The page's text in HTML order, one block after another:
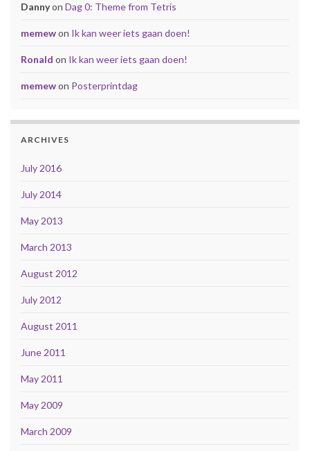
Dannyon Dag 0: Theme from Tetris
memewon Ik kan weer iets gaan doen!
Ronald on Ik kan weer iets gaan doen!
memewon Posterprintdag
ARCHIVES
July 2016
July 2014
May 2013
March 2013
August 2012
July 2012
August 2011
June 2011
May 2011
May 2009
March 2009